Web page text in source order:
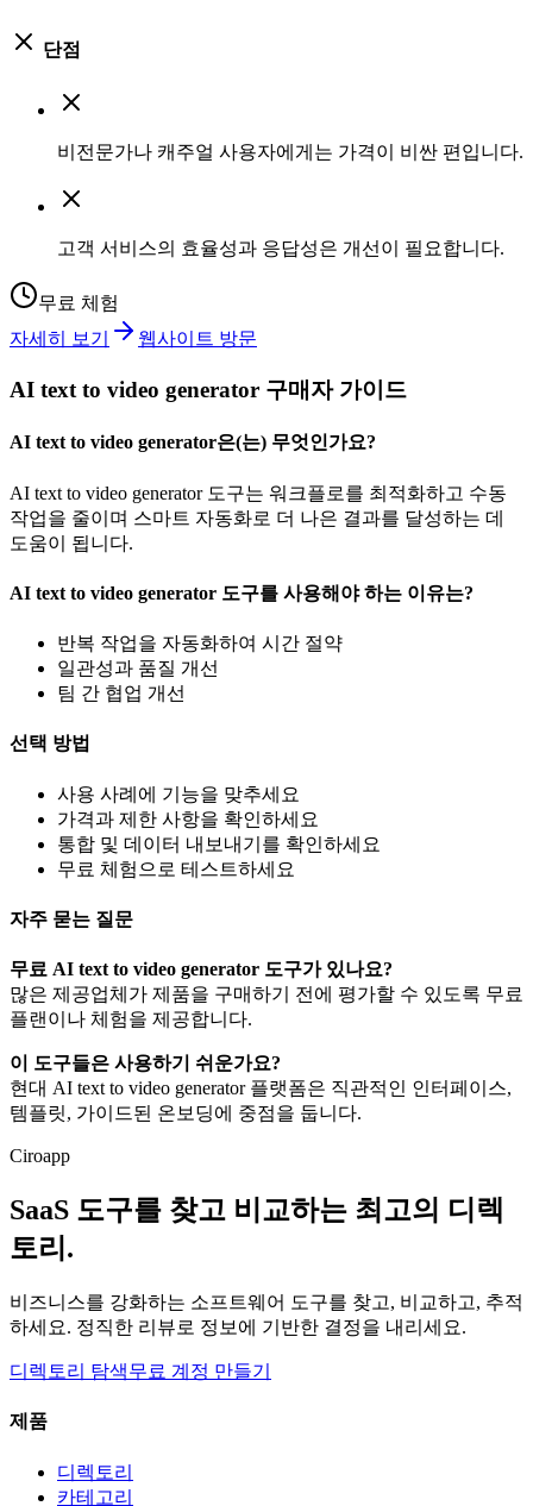
단점
비전문가나 캐주얼 사용자에게는 가격이 비싼 편입니다.
고객 서비스의 효율성과 응답성은 개선이 필요합니다.
무료 체험
자세히 보기
웹사이트 방문
AI text to video generator 구매자 가이드
AI text to video generator은(는) 무엇인가요?
AI text to video generator 도구는 워크플로를 최적화하고 수동
작업을 줄이며 스마트 자동화로 더 나은 결과를 달성하는 데
도움이 됩니다.
AI text to video generator 도구를 사용해야 하는 이유는?
반복 작업을 자동화하여 시간 절약
일관성과 품질 개선
팀 간 협업 개선
선택 방법
사용 사례에 기능을 맞추세요
가격과 제한 사항을 확인하세요
통합 및 데이터 내보내기를 확인하세요
무료 체험으로 테스트하세요
자주 묻는 질문
무료 AI text to video generator 도구가 있나요?
많은 제공업체가 제품을 구매하기 전에 평가할 수 있도록 무료
플랜이나 체험을 제공합니다.
이 도구들은 사용하기 쉬운가요?
현대 AI text to video generator 플랫폼은 직관적인 인터페이스,
템플릿, 가이드된 온보딩에 중점을 둡니다.
Ciroapp
SaaS 도구를 찾고 비교하는 최고의 디렉
토리.
비즈니스를 강화하는 소프트웨어 도구를 찾고, 비교하고, 추적
하세요. 정직한 리뷰로 정보에 기반한 결정을 내리세요.
디렉토리 탐색무료 계정 만들기
제품
디렉토리
카테고리